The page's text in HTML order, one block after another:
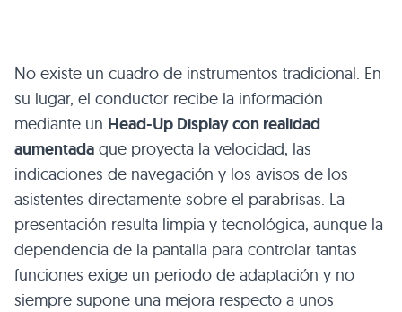
No existe un cuadro de instrumentos tradicional. En
su lugar, el conductor recibe la información
mediante un Head-Up Display con realidad
aumentada que proyecta la velocidad, las
indicaciones de navegación y los avisos de los
asistentes directamente sobre el parabrisas. La
presentación resulta limpia y tecnológica, aunque la
dependencia de la pantalla para controlar tantas
funciones exige un periodo de adaptación y no
siempre supone una mejora respecto a unos